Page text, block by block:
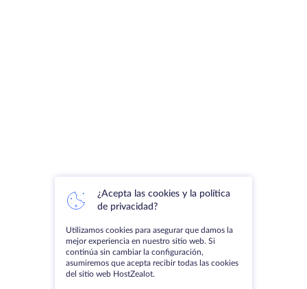
¿Acepta las cookies y la política
de privacidad?
Utilizamos cookies para asegurar que damos la
mejor experiencia en nuestro sitio web. Si
continúa sin cambiar la configuración,
asumiremos que acepta recibir todas las cookies
del sitio web HostZealot.